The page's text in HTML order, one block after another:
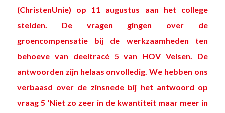
(ChristenUnie) op 11 augustus aan het college
stelden. De vragen gingen over de
groencompensatie bij de werkzaamheden ten
behoeve van deeltracé 5 van HOV Velsen. De
antwoorden zijn helaas onvolledig. We hebben ons
verbaasd over de zinsnede bij het antwoord op
vraag 5 ‘Niet zo zeer in de kwantiteit maar meer in